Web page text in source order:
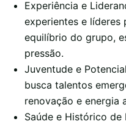
Experiência e
experientes e líderes
equilíbrio do grupo,
pressão.
Juventude e
busca talentos
renovação e energia
Saúde e Histórico